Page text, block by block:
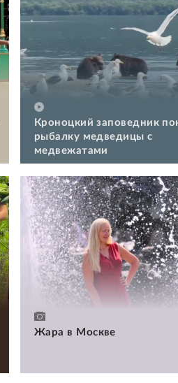
Кроноцкий заповедник
рыбалку медведицы с
медвежатами
Жара в Москве